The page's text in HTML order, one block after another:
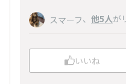
スマーフ、 他5人が
いいね